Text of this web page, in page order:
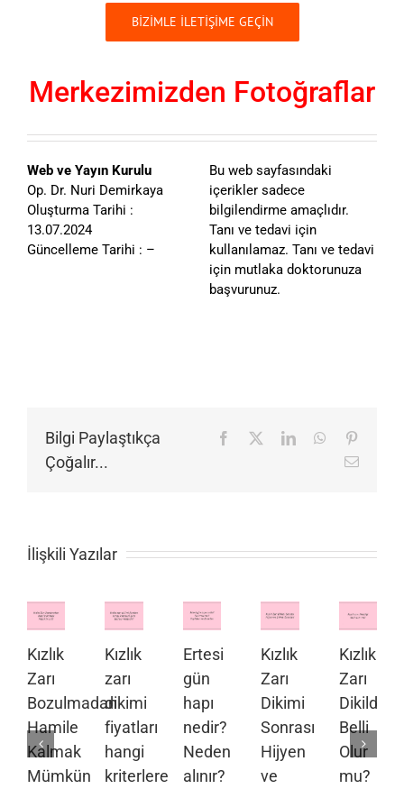
BİZİMLE İLETİŞİME GEÇİN
Merkezimizden Fotoğraflar
Web ve Yayın Kurulu
Op. Dr. Nuri Demirkaya
Oluşturma Tarihi :
13.07.2024
Güncelleme Tarihi : –
Bu web sayfasındaki
içerikler sadece
bilgilendirme amaçlıdır.
Tanı ve tedavi için
kullanılamaz. Tanı ve tedavi
için mutlaka doktorunuza
başvurunuz.
Bilgi Paylaştıkça
Çoğalır...
Facebook LinkedInWhatsApp
E-
İlişkili Yazılar
Kızlık
Zarı
Bozulmadan
Hamile
Kalmak
Mümkün
Kızlık
zarı
dikimi
fiyatları
hangi
kriterlere
Ertesi
gün
hapı
nedir?
Neden
alınır?
Kızlık
Zarı
Dikimi
Sonrası
Hijyen
ve
Kızlık
Zarı
Dikildiği
Belli
Olur
mu?